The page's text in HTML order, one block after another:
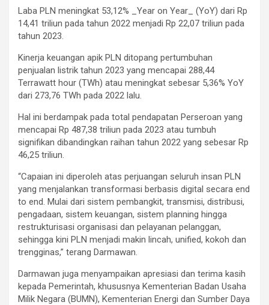
Laba PLN meningkat 53,12% _Year on Year_ (YoY) dari Rp
14,41 triliun pada tahun 2022 menjadi Rp 22,07 triliun pada
tahun 2023.
Kinerja keuangan apik PLN ditopang pertumbuhan
penjualan listrik tahun 2023 yang mencapai 288,44
Terrawatt hour (TWh) atau meningkat sebesar 5,36% YoY
dari 273,76 TWh pada 2022 lalu.
Hal ini berdampak pada total pendapatan Perseroan yang
mencapai Rp 487,38 triliun pada 2023 atau tumbuh
signifikan dibandingkan raihan tahun 2022 yang sebesar Rp
46,25 triliun.
“Capaian ini diperoleh atas perjuangan seluruh insan PLN
yang menjalankan transformasi berbasis digital secara end
to end. Mulai dari sistem pembangkit, transmisi, distribusi,
pengadaan, sistem keuangan, sistem planning hingga
restrukturisasi organisasi dan pelayanan pelanggan,
sehingga kini PLN menjadi makin lincah, unified, kokoh dan
trengginas,” terang Darmawan.
Darmawan juga menyampaikan apresiasi dan terima kasih
kepada Pemerintah, khususnya Kementerian Badan Usaha
Milik Negara (BUMN), Kementerian Energi dan Sumber Daya